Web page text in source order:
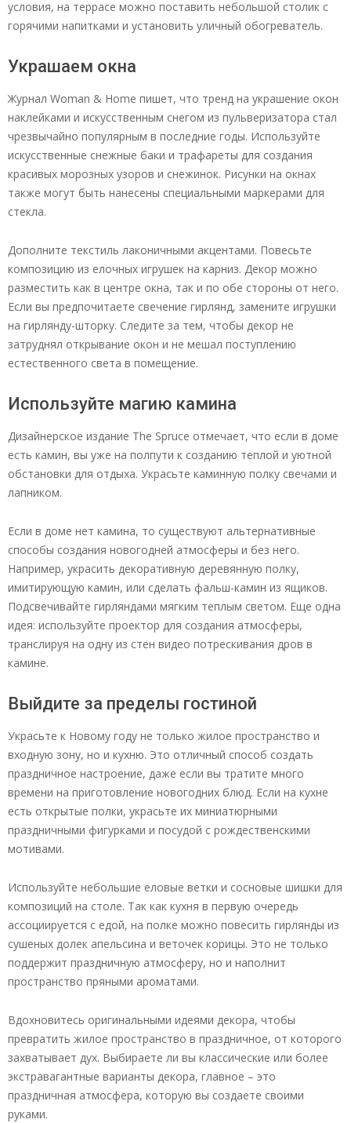
условия, на террасе можно поставить небольшой столик с
горячими напитками и установить уличный обогреватель.
Украшаем окна
Журнал Woman & Home пишет, что тренд на украшение окон
наклейками и искусственным снегом из пульверизатора стал
чрезвычайно популярным в последние годы. Используйте
искусственные снежные баки и трафареты для создания
красивых морозных узоров и снежинок. Рисунки на окнах
также могут быть нанесены специальными маркерами для
стекла.
Дополните текстиль лаконичными акцентами. Повесьте
композицию из елочных игрушек на карниз. Декор можно
разместить как в центре окна, так и по обе стороны от него.
Если вы предпочитаете свечение гирлянд, замените игрушки
на гирлянду-шторку. Следите за тем, чтобы декор не
затруднял открывание окон и не мешал поступлению
естественного света в помещение.
Используйте магию камина
Дизайнерское издание The Spruce отмечает, что если в доме
есть камин, вы уже на полпути к созданию теплой и уютной
обстановки для отдыха. Украсьте каминную полку свечами и
лапником.
Если в доме нет камина, то существуют альтернативные
способы создания новогодней атмосферы и без него.
Например, украсить декоративную деревянную полку,
имитирующую камин, или сделать фальш-камин из ящиков.
Подсвечивайте гирляндами мягким теплым светом. Еще одна
идея: используйте проектор для создания атмосферы,
транслируя на одну из стен видео потрескивания дров в
камине.
Выйдите за пределы гостиной
Украсьте к Новому году не только жилое пространство и
входную зону, но и кухню. Это отличный способ создать
праздничное настроение, даже если вы тратите много
времени на приготовление новогодних блюд. Если на кухне
есть открытые полки, украсьте их миниатюрными
праздничными фигурками и посудой с рождественскими
мотивами.
Используйте небольшие еловые ветки и сосновые шишки для
композиций на столе. Так как кухня в первую очередь
ассоциируется с едой, на полке можно повесить гирлянды из
сушеных долек апельсина и веточек корицы. Это не только
поддержит праздничную атмосферу, но и наполнит
пространство пряными ароматами.
Вдохновитесь оригинальными идеями декора, чтобы
превратить жилое пространство в праздничное, от которого
захватывает дух. Выбираете ли вы классические или более
экстравагантные варианты декора, главное – это
праздничная атмосфера, которую вы создаете своими
руками.